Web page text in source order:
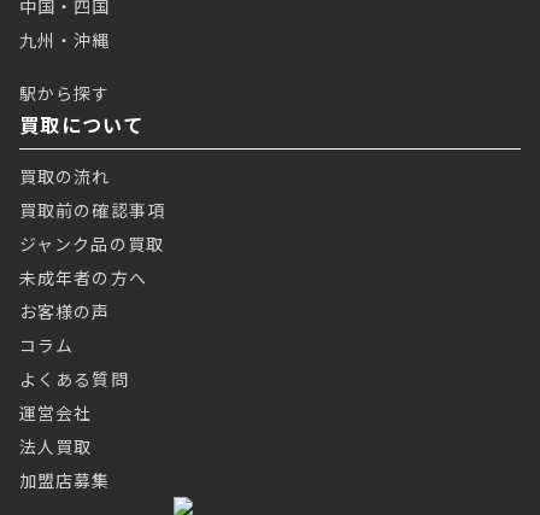
中国・四国
九州・沖縄
駅から探す
買取について
買取の流れ
買取前の確認事項
ジャンク品の買取
未成年者の方へ
お客様の声
コラム
よくある質問
運営会社
法人買取
加盟店募集